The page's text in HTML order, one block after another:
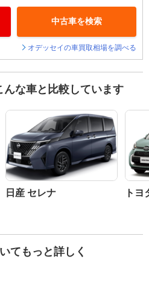
中古車を検索
オデッセイの車買取相場を調べる
な車と比較しています
日産 セレナ ト
てもっと詳しく